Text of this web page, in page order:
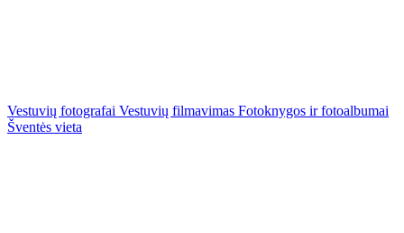
Vestuvių fotografai Vestuvių filmavimas Fotoknygos ir fotoalbumai
Šventės vieta